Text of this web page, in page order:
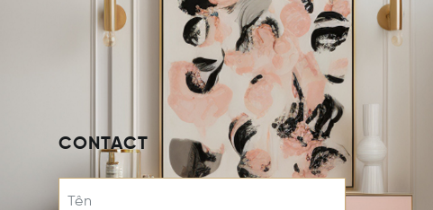
CONTACT
Tên